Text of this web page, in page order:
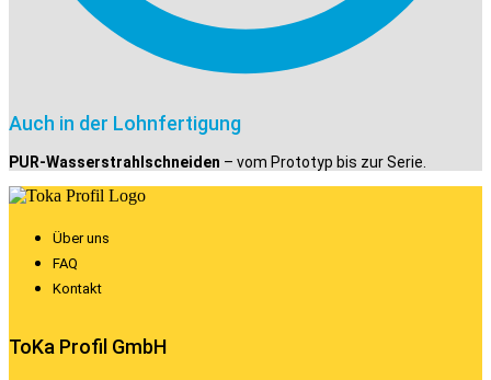
Auch in der Lohnfertigung
PUR-Wasserstrahlschneiden – vom Prototyp bis zur Serie.
Über uns
FAQ
Kontakt
ToKa Profil GmbH